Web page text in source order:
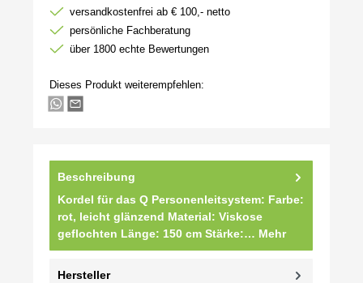
versandkostenfrei ab € 100,- netto
persönliche Fachberatung
über 1800 echte Bewertungen
Dieses Produkt weiterempfehlen:
Beschreibung
Kordel für das Q Personenleitsystem: Farbe:
rot, leicht glänzend Material: Viskose
geflochten Länge: 150 cm Stärke:… Mehr
Hersteller